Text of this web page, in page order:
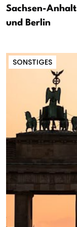
Sachsen-
und Berlin
SONSTIGES